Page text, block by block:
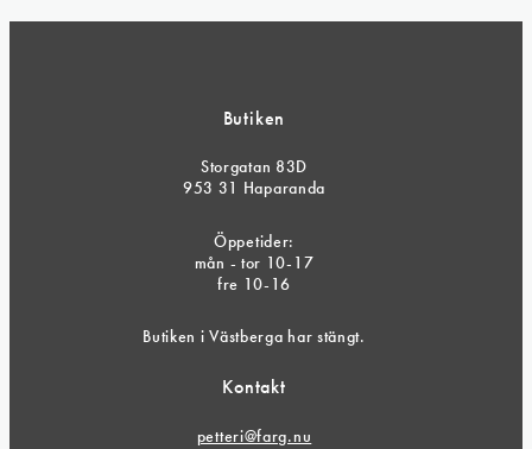
Butiken
Storgatan 83D
953 31 Haparanda
Öppetider:
mån - tor 10-17
fre 10-16
Butiken i Västberga har stängt.
Kontakt
petteri@farg.nu